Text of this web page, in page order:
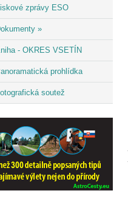
zprávy ESO
»
- OKRES VSETÍN
prohlídka
soutež